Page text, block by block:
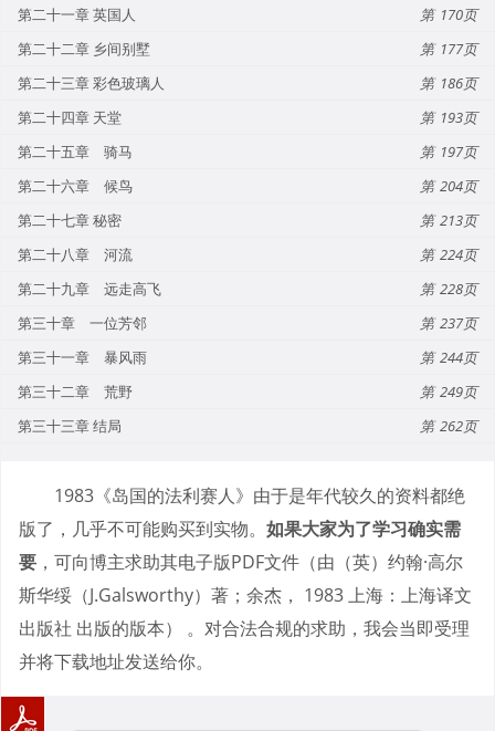
第二十一章 英国人
170
第二十二章 乡间别墅
177
第二十三章 彩色玻璃人
186
第二十四章 天堂
193
第二十五章 骑马
197
第二十六章 候鸟
204
第二十七章 秘密
213
第二十八章 河流
224
第二十九章 远走高飞
228
第三十章 一位芳邻
237
第三十一章 暴风雨
244
第三十二章 荒野
249
第三十三章 结局
262
1983《岛国的法利赛人》由于是年代较久的资料都绝
版了，几乎不可能购买到实物。 如果大家为了学习确实需
要 ，可向博主求助其电子版PDF文件（由（英）约翰·高尔
斯华绥（J.Galsworthy）著；余杰， 1983 上海：上海译文
出版社 出版的版本） 。对合法合规的求助，我会当即受理
并将下载地址发送给你。